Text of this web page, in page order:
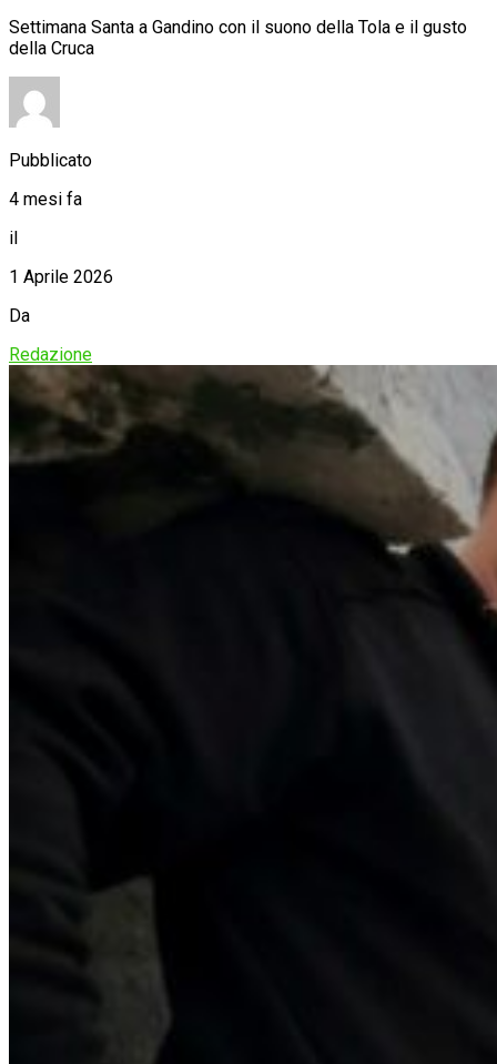
Settimana Santa a Gandino con il suono della Tola e il gusto
della Cruca
Pubblicato
4 mesi fa
il
1 Aprile 2026
Da
Redazione